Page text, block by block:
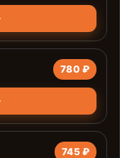
780 ₽
745 ₽